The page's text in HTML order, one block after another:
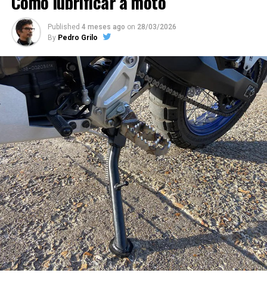
Published 4 meses ago on 28/03/2026
By Pedro Grilo